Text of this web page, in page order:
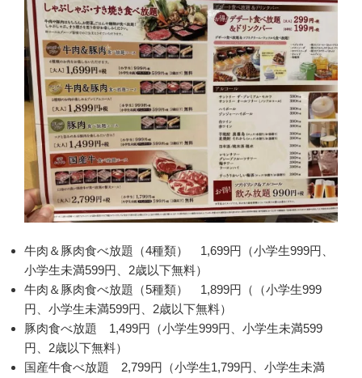
牛肉＆豚肉食べ放題（4種類） 1,699円（小学生999円、
小学生未満599円、2歳以下無料）
牛肉＆豚肉食べ放題（5種類） 1,899円（（小学生999
円、小学生未満599円、2歳以下無料）
豚肉食べ放題 1,499円（小学生999円、小学生未満599
円、2歳以下無料）
国産牛食べ放題 2,799円（小学生1,799円、小学生未満